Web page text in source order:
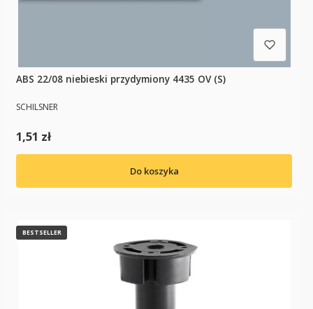
ABS 22/08 niebieski przydymiony 4435 OV (S)
PRODUCENT
SCHILSNER
Cena
1,51 zł
Do koszyka
BESTSELLER